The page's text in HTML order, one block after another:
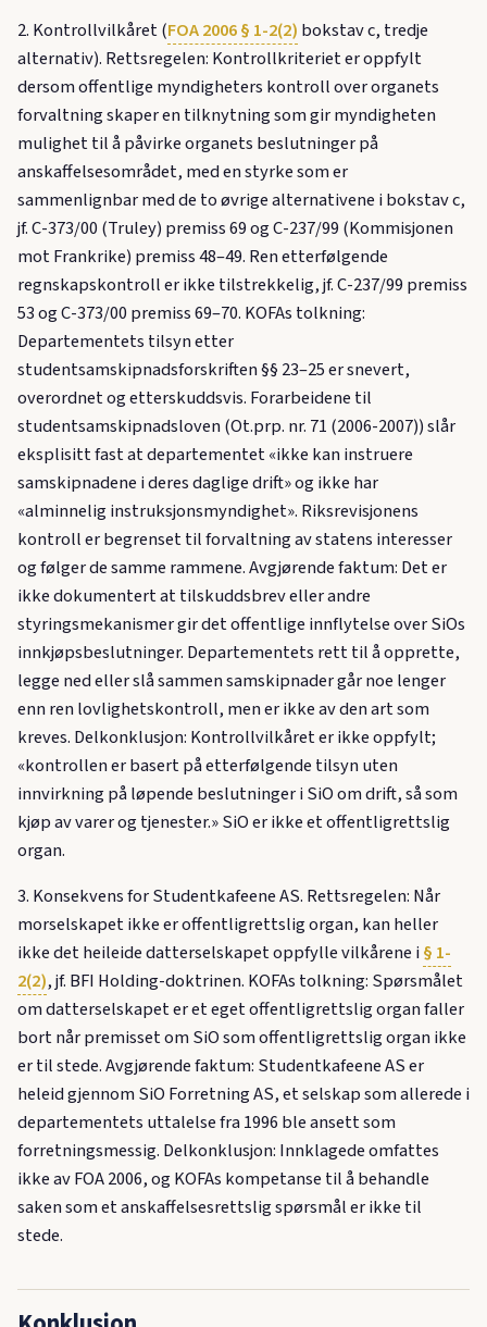
2. Kontrollvilkåret (FOA 2006 § 1-2(2) bokstav c, tredje
alternativ). Rettsregelen: Kontrollkriteriet er oppfylt
dersom offentlige myndigheters kontroll over organets
forvaltning skaper en tilknytning som gir myndigheten
mulighet til å påvirke organets beslutninger på
anskaffelsesområdet, med en styrke som er
sammenlignbar med de to øvrige alternativene i bokstav c,
jf. C-373/00 (Truley) premiss 69 og C-237/99 (Kommisjonen
mot Frankrike) premiss 48–49. Ren etterfølgende
regnskapskontroll er ikke tilstrekkelig, jf. C-237/99 premiss
53 og C-373/00 premiss 69–70. KOFAs tolkning:
Departementets tilsyn etter
studentsamskipnadsforskriften §§ 23–25 er snevert,
overordnet og etterskuddsvis. Forarbeidene til
studentsamskipnadsloven (Ot.prp. nr. 71 (2006-2007)) slår
eksplisitt fast at departementet «ikke kan instruere
samskipnadene i deres daglige drift» og ikke har
«alminnelig instruksjonsmyndighet». Riksrevisjonens
kontroll er begrenset til forvaltning av statens interesser
og følger de samme rammene. Avgjørende faktum: Det er
ikke dokumentert at tilskuddsbrev eller andre
styringsmekanismer gir det offentlige innflytelse over SiOs
innkjøpsbeslutninger. Departementets rett til å opprette,
legge ned eller slå sammen samskipnader går noe lenger
enn ren lovlighetskontroll, men er ikke av den art som
kreves. Delkonklusjon: Kontrollvilkåret er ikke oppfylt;
«kontrollen er basert på etterfølgende tilsyn uten
innvirkning på løpende beslutninger i SiO om drift, så som
kjøp av varer og tjenester.» SiO er ikke et offentligrettslig
organ.
3. Konsekvens for Studentkafeene AS. Rettsregelen: Når
morselskapet ikke er offentligrettslig organ, kan heller
ikke det heileide datterselskapet oppfylle vilkårene i§ 1-
2(2), jf. BFI Holding-doktrinen. KOFAs tolkning: Spørsmålet
om datterselskapet er et eget offentligrettslig organ faller
bort når premisset om SiO som offentligrettslig organ ikke
er til stede. Avgjørende faktum: Studentkafeene AS er
heleid gjennom SiO Forretning AS, et selskap som allerede i
departementets uttalelse fra 1996 ble ansett som
forretningsmessig. Delkonklusjon: Innklagede omfattes
ikke av FOA 2006, og KOFAs kompetanse til å behandle
saken som et anskaffelsesrettslig spørsmål er ikke til
stede.